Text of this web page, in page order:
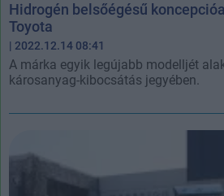
Hidrogén belsőégésű
Toyota
| 2022.12.14 08:41
A márka egyik legújabb modelljét
károsanyag-kibocsátás jegyében.